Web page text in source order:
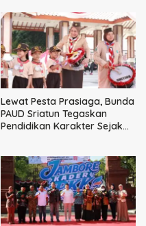
Lewat Pesta Prasiaga, Bunda
PAUD Sriatun Tegaskan
Pendidikan Karakter Sejak